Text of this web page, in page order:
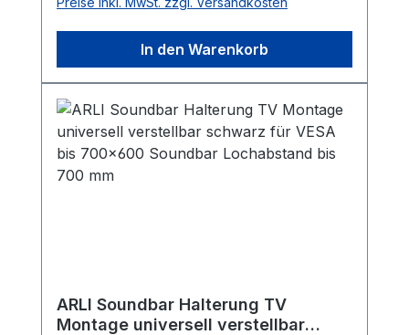
In den Warenkorb
ARLI Soundbar Halterung TV
Montage universell verstellbar